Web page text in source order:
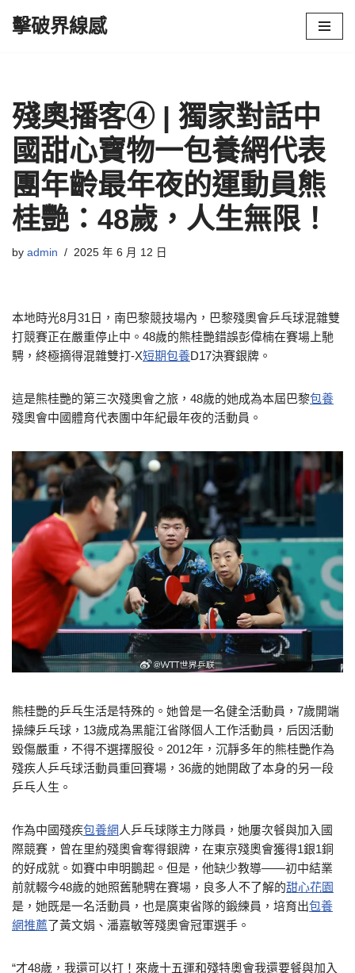
擊破界線感
殘奧播客④ | 獨家對話中
國甜心寶物一包養網代表
團年齡最年夜的運動員熊
桂艷：48歲，人生無限！
by admin 2025 年 6 月 12 日
本地時光8月31日，南巴黎競技場內，巴黎殘奧會乒乓球混雜雙
打競賽正在嚴重停止中。48歲的熊桂艷錯誤彭偉楠在賽場上馳
騁，終極摘得混雜雙打-X短期包養D17決賽銀牌。
這是熊桂艷的第三次殘奧會之旅，48歲的她成為本屆巴黎包養
殘奧會中國體育代表團中年紀最年夜的活動員。
熊桂艷的乒乓生活是特殊的。她曾是一名健全活動員，7歲開端
操練乒乓球，13歲成為黑龍江省隊個人工作活動員，后因活動
毀傷嚴重，不得不選擇服役。2012年，沉靜多年的熊桂艷作為
殘疾人乒乓球活動員重回賽場，36歲的她開啟了本身的另一段
乒乓人生。
作為中國殘疾包養網 人乒乓球隊主力隊員，她屢次餐與加入國
際競賽，曾在里約殘奧會奪得銀牌，在東京殘奧會獲得1銀1銅
的好成就。如賽中申明鵲起。但是，他缺少教導——初中結業
前就輟今48歲的她照舊馳騁在賽場，良多人不了解的甜心花園
是，她既是一名活動員，也是廣東省隊的鍛練員，培育出包養
網推薦了黃文娟、潘嘉敏等殘奧會冠軍選手。
“才48歲，我還可以打！來歲十五運和殘特奧會我還要餐與加入